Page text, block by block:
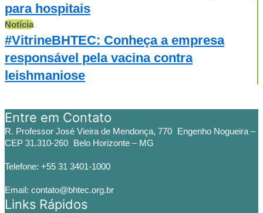
para hospitais
Notícia
#VitrineBHTEC: Conheça a empresa
responsável pela vacina contra
leishmaniose
Entre em Contato
R. Professor José Vieira de Mendonça, 770 Engenho Nogueira –
CEP 31.310-260 Belo Horizonte – MG
Telefone: +55 31 3401-1000
Email: contato@bhtec.org.br
Links Rápidos